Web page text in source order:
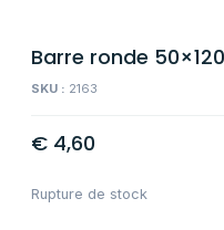
Barre ronde 50×120
SKU : 2163
€ 4,60
Rupture de stock